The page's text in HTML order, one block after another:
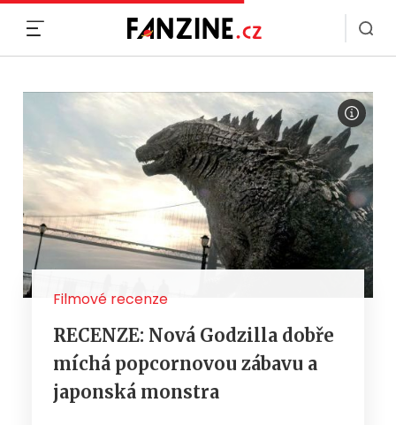
Filmové recenze
RECENZE: Nová Godzilla dobře
míchá popcornovou zábavu a
japonská monstra